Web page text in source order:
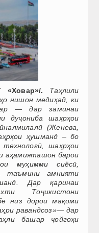
«Ховар»/.
Таҳлили
нишон медиҳад, ки
— дар заминаи
дуҷониба шаҳрҳои
(Женева,
ҳушманд – бо
шаҳрҳои
аҳамияташон барои
муҳимми сиёсӣ,
таъмини амнияти
Дар қаринаи
Тоҷикистони
низ дорои мақоми
равандсоз»— дар
башар ҷойгоҳи